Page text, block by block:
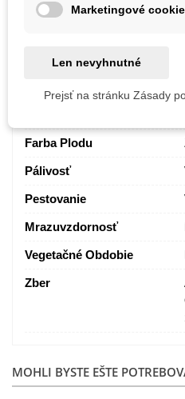
Výška Rastliny
Farba Plodu
Pálivosť
Pestovanie
Mrazuvzdornosť
Vegetačné Obdobie
Zber
MOHLI BYSTE EŠTE
Marketingové
Len nevyhnutné
Prejsť na stránku Zásady